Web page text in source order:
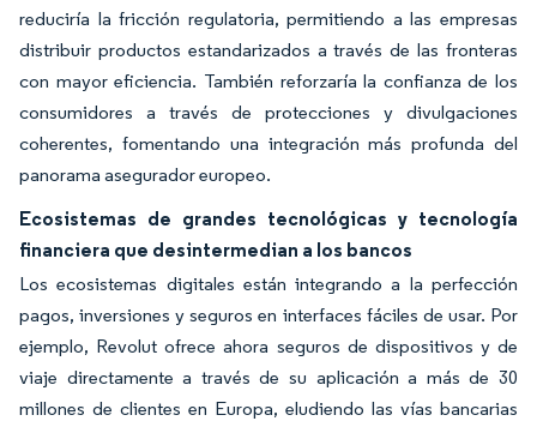
reduciría la fricción regulatoria, permitiendo a las empresas
distribuir productos estandarizados a través de las fronteras
con mayor eficiencia. También reforzaría la confianza de los
consumidores a través de protecciones y divulgaciones
coherentes, fomentando una integración más profunda del
panorama asegurador europeo.
Ecosistemas de grandes tecnológicas y tecnología
financiera que desintermedian a los bancos
Los ecosistemas digitales están integrando a la perfección
pagos, inversiones y seguros en interfaces fáciles de usar. Por
ejemplo, Revolut ofrece ahora seguros de dispositivos y de
viaje directamente a través de su aplicación a más de 30
millones de clientes en Europa, eludiendo las vías bancarias